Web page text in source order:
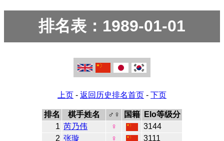
排名表：1989-01-01
上页 - 返回历史排名首页 - 下页
排名 棋手姓名 ♂♀ 国籍
Elo等级分
1 芮乃伟 ♀
3144
2 张璇 ♀
3111